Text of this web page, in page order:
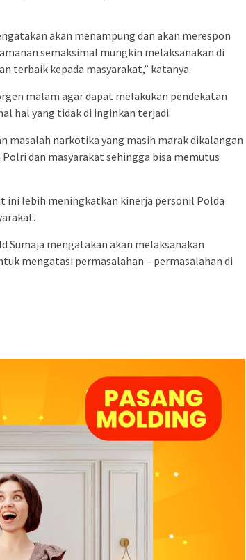
akan menampung dan akan merespon
semaksimal mungkin melaksanakan di
terbaik kepada masyarakat,” katanya.
malam agar dapat melakukan pendekatan
hal yang tidak di inginkan terjadi.
masalah narkotika yang masih marak dikalangan
dan masyarakat sehingga bisa memutus
ini lebih meningkatkan kinerja personil Polda
Sumaja mengatakan akan melaksanakan
mengatasi permasalahan – permasalahan di